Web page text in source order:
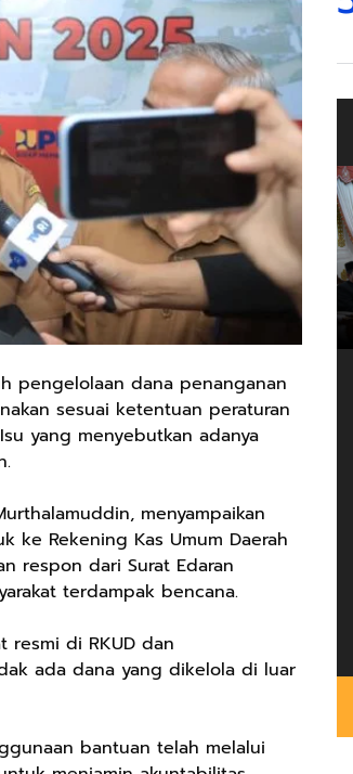
pengelolaan dana penanganan
sesuai ketentuan peraturan
yang menyebutkan adanya
menyampaikan
ke Rekening Kas Umum Daerah
respon dari Surat Edaran
terdampak bencana.
di RKUD dan
ada dana yang dikelola di luar
bantuan telah melalui